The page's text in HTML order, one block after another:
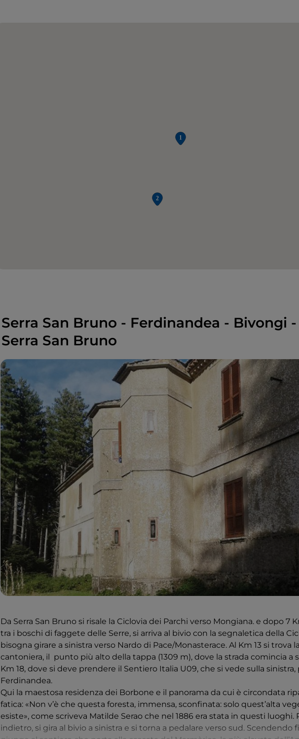
Serra San Bruno - Ferdinandea - Bivongi
Serra San Bruno
Da Serra San Bruno si risale la Ciclovia dei Parchi verso Mongiana. e dopo 7
tra i boschi di faggete delle Serre, si arriva al bivio con la segnaletica della
bisogna girare a sinistra verso Nardo di Pace/Monasterace. Al Km 13 si trova
cantoniera, il punto più alto della tappa (1309 m), dove la strada comincia a
Km 18, dove si deve prendere il Sentiero Italia U09, che si vede sulla sinistra,
Ferdinandea.
Qui la maestosa residenza dei Borbone e il panorama da cui è circondata
fatica: «Non v’è che questa foresta, immensa, sconfinata: solo quest’alta
esiste», come scriveva Matilde Serao che nel 1886 era stata in questi luoghi.
indietro, si gira al bivio a sinistra e si torna a pedalare verso sud. Scendendo